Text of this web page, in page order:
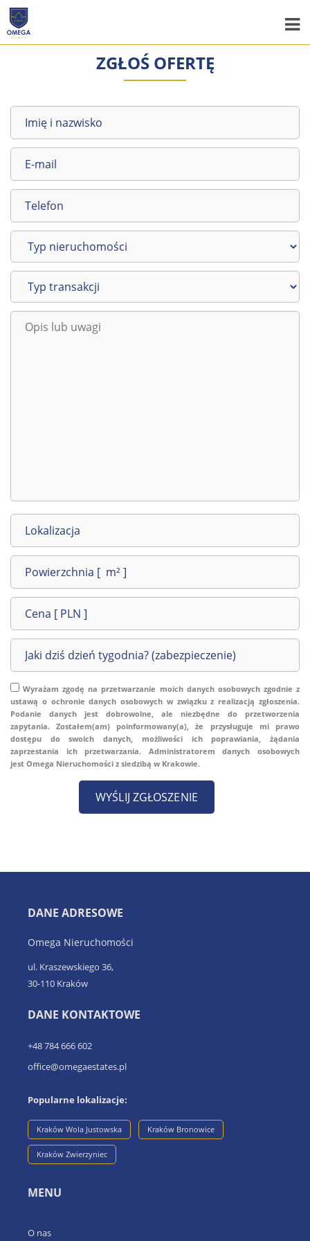
ZGŁOŚ OFERTĘ
Wyrażam zgodę na przetwarzanie moich danych osobowych zgodnie z
ustawą o ochronie danych osobowych w związku z realizacją zgłoszenia.
Podanie danych jest dobrowolne, ale niezbędne do przetworzenia
zapytania. Zostałem(am) poinformowany(a), że przysługuje mi prawo
dostępu do swoich danych, możliwości ich poprawiania, żądania
zaprzestania ich przetwarzania. Administratorem danych osobowych
jest Omega Nieruchomości z siedzibą w Krakowie.
DANE ADRESOWE
Omega Nieruchomości
ul. Kraszewskiego 36,
30-110 Kraków
DANE KONTAKTOWE
+48 784 666 602
office@omegaestates.pl
Popularne lokalizacje:
Kraków Wola Justowska Kraków Bronowice
Kraków Zwierzyniec
MENU
O nas